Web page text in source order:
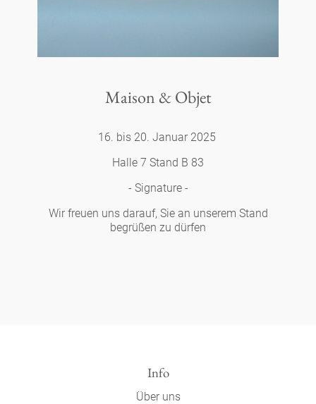
Maison & Objet
16. bis 20. Januar 2025
Halle 7 Stand B 83
- Signature -
Wir freuen uns darauf, Sie an unserem Stand
begrüßen zu dürfen
Info
Über uns